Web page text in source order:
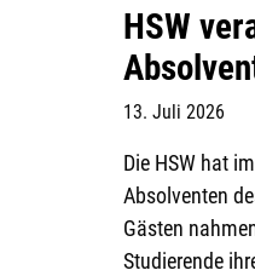
HSW
13. Juli 2026
Die HSW hat
Absolventen
Gästen
Studierende